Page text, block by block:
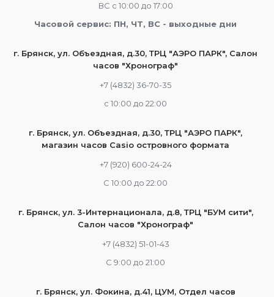
ВС с 10:00 до 17:00
Часовой сервис: ПН, ЧТ, ВС - выходные дни
г. Брянск, ул. Объездная, д.30, ТРЦ "АЭРО ПАРК", Салон
часов "Хронограф"
+7 (4832) 36-70-35
c 10:00 до 22:00
г. Брянск, ул. Объездная, д.30, ТРЦ "АЭРО ПАРК",
магазин часов Casio островного формата
+7 (920) 600-24-24
С 10:00 до 22:00
г. Брянск, ул. 3-Интернационала, д.8, ТРЦ "БУМ сити",
Салон часов "Хронограф"
+7 (4832) 51-01-43
С 9:00 до 21:00
г. Брянск, ул. Фокина, д.41, ЦУМ, Отдел часов